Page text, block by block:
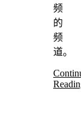
频
的
频
道。